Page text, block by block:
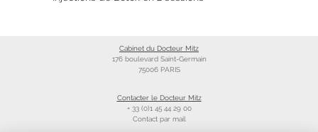
Cabinet du Docteur Mitz
176 boulevard Saint-Germain
75006 PARIS
Contacter le Docteur Mitz
+ 33 (0)1 45 44 29 00
Contact par mail